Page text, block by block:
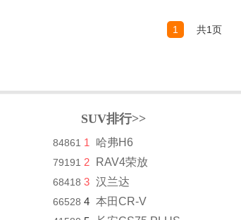
1 共1页
84861
79191
68418
66528
SUV排行>>
1 哈弗H6
2 RAV4荣放
3 汉兰达
4 本田CR-V